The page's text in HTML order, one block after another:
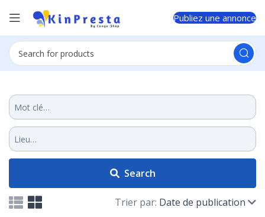
Publiez une annonce
Search
Trier par: Date de publication